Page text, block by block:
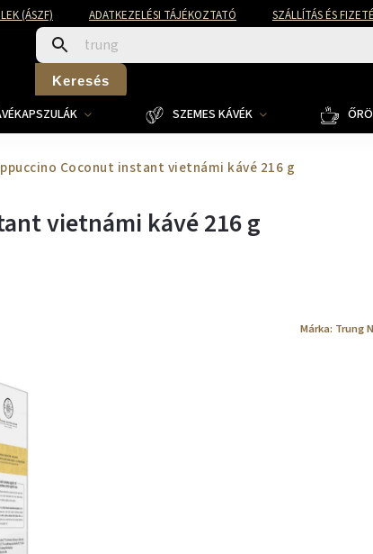
(ÁSZF) ADATKEZELÉSI TÁJÉKOZTATÓ SZÁLLÍTÁS ÉS
Keresés
SZEMES KÁVÉK
Coconut instant vietnámi kávé 216 g
vietnámi kávé 216 g
Márka: Trung